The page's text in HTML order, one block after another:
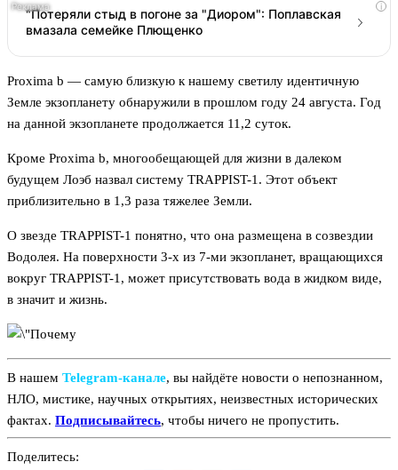
i
"Потеряли стыд в погоне за "Диором": Поплавская
вмазала семейке Плющенко
Proxima b — самую близкую к нашему светилу идентичную
Земле экзопланету обнаружили в прошлом году 24 августа. Год
на данной экзопланете продолжается 11,2 суток.
Кроме Proxima b, многообещающей для жизни в далеком
будущем Лоэб назвал систему TRAPPIST-1. Этот объект
приблизительно в 1,3 раза тяжелее Земли.
О звезде TRAPPIST-1 понятно, что она размещена в созвездии
Водолея. На поверхности 3-х из 7-ми экзопланет, вращающихся
вокруг TRAPPIST-1, может присутствовать вода в жидком виде,
в значит и жизнь.
В нашем Telegram‑канале, вы найдёте новости о непознанном,
НЛО, мистике, научных открытиях, неизвестных исторических
фактах. Подписывайтесь, чтобы ничего не пропустить.
Поделитесь: